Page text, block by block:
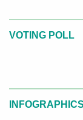
VOTING POLL
INFOGRAPHICS